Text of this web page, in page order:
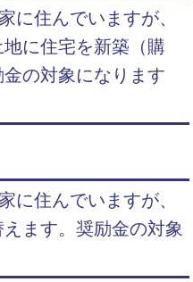
に住んでいますが、
に住宅を新築（購
の対象になります
に住んでいますが、
ます。奨励金の対象